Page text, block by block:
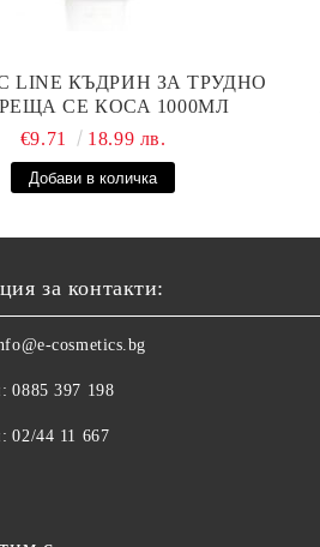
LINE КЪДРИН ЗА ТРУДНО
СЕ КОСА 1000МЛ
€9.71
18.99 лв.
за контакти:
cosmetics.bg
0885 397 198
02/44 11 667